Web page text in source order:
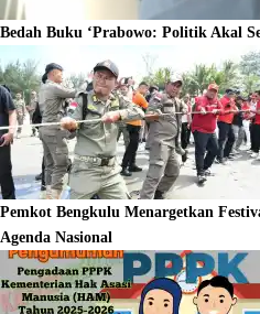
Bedah Buku ‘Prabowo: Politik Akal
Pemkot Bengkulu Menargetkan
Agenda Nasional